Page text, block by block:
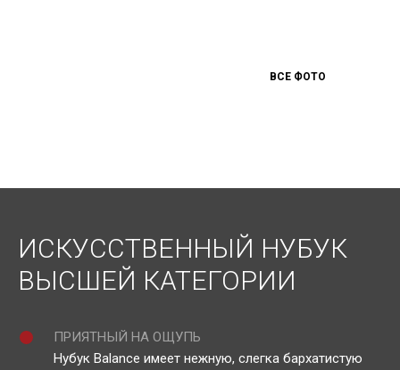
ВСЕ ФОТО
ИСКУССТВЕННЫЙ НУБУК
ВЫСШЕЙ КАТЕГОРИИ
ПРИЯТНЫЙ НА ОЩУПЬ
Нубук Balance имеет нежную, слегка бархатистую